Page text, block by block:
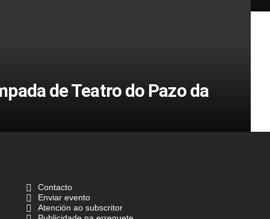
de Teatro do Pazo da
Contacto
Enviar evento
Atención ao subscritor